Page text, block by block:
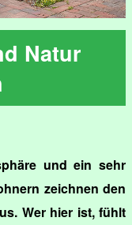
Natur
und ein sehr
zeichnen den
Wer hier ist, fühlt